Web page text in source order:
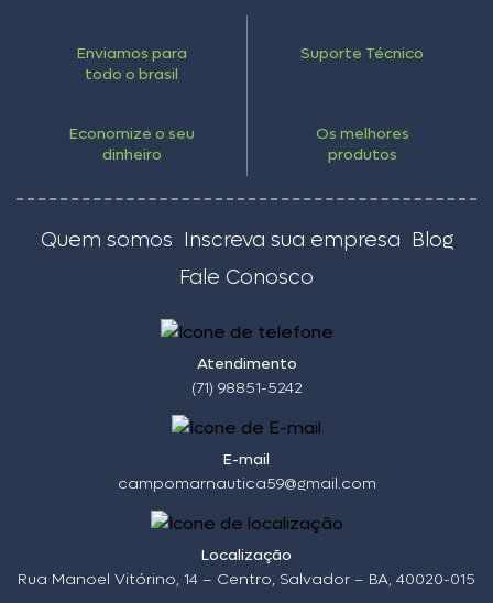
Enviamos para
todo o brasil
Suporte Técnico
Economize o seu
dinheiro
Os melhores
produtos
Quem somos Inscreva sua empresa Blog
Fale Conosco
Atendimento
(71) 98851-5242
E-mail
campomarnautica59@gmail.com
Localização
Rua Manoel Vitórino, 14 – Centro, Salvador – BA, 40020-015